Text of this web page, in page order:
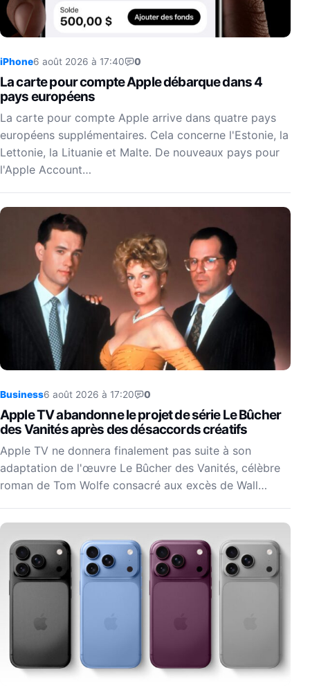
iPhone6 août 2026 à 17:40 0
La carte pour compte Apple débarque dans 4
pays européens
La carte pour compte Apple arrive dans quatre pays
européens supplémentaires. Cela concerne l'Estonie, la
Lettonie, la Lituanie et Malte. De nouveaux pays pour
l'Apple Account…
Business6 août 2026 à 17:20 0
Apple TV abandonne le projet de série Le Bûcher
des Vanités après des désaccords créatifs
Apple TV ne donnera finalement pas suite à son
adaptation de l'œuvre Le Bûcher des Vanités, célèbre
roman de Tom Wolfe consacré aux excès de Wall…